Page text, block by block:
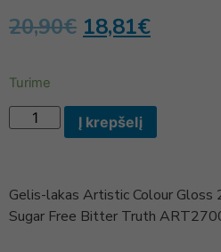
20,90€ 18,81€
Turime
Į krepšelį
Gelis-lakas Artistic Colour Gloss
Sugar Free Bitter Truth